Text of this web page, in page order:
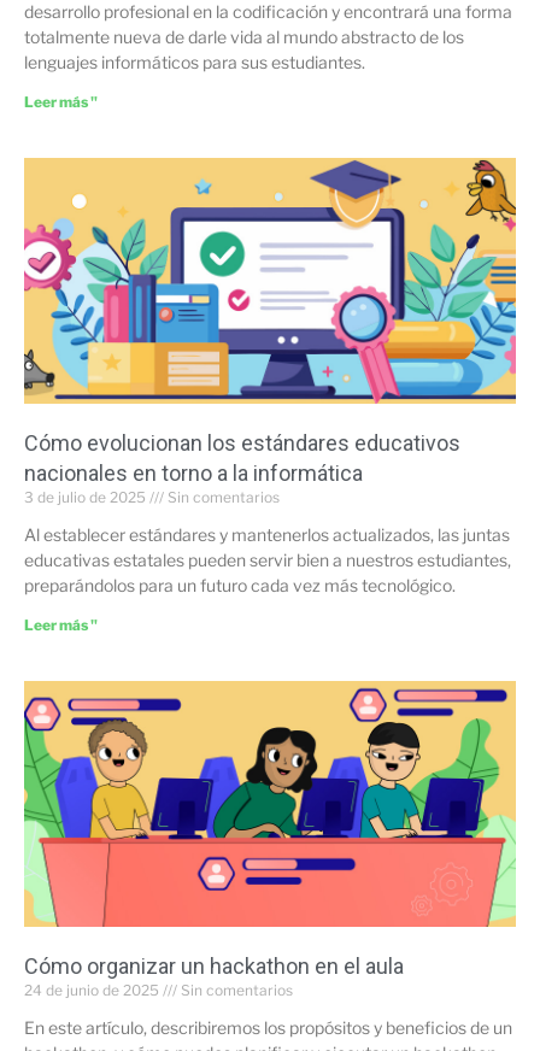
desarrollo profesional en la codificación y encontrará una forma
totalmente nueva de darle vida al mundo abstracto de los
lenguajes informáticos para sus estudiantes.
Leer más "
Cómo evolucionan los estándares educativos
nacionales en torno a la informática
3 de julio de 2025 Sin comentarios
Al establecer estándares y mantenerlos actualizados, las juntas
educativas estatales pueden servir bien a nuestros estudiantes,
preparándolos para un futuro cada vez más tecnológico.
Leer más "
Cómo organizar un hackathon en el aula
24 de junio de 2025 Sin comentarios
En este artículo, describiremos los propósitos y beneficios de un